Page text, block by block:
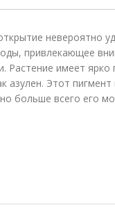
невероятно
привлекающее
Растение имеет
азулен. Этот
но больше всего его